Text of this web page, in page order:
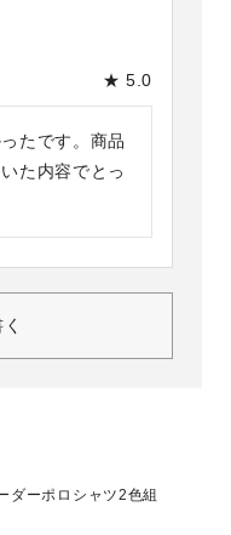
★ 5.0
たです。商品
た内容でとっ
ダーポロシャツ2色組